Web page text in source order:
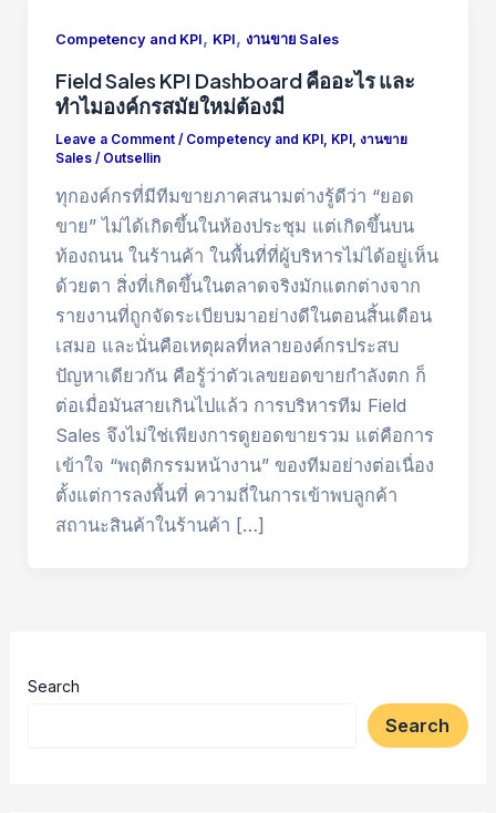
Competency and KPI, KPI, งานขาย Sales
Field Sales KPI Dashboard คืออะไร และ
ทำไมองค์กรสมัยใหม่ต้องมี
Leave a Comment / Competency and KPI , KPI , งานขาย
Sales/ Outsellin
ทุกองค์กรที่มีทีมขายภาคสนามต่างรู้ดีว่า “ยอด
ขาย” ไม่ได้เกิดขึ้นในห้องประชุม แต่เกิดขึ้นบน
ท้องถนน ในร้านค้า ในพื้นที่ที่ผู้บริหารไม่ได้อยู่เห็น
ด้วยตา สิ่งที่เกิดขึ้นในตลาดจริงมักแตกต่างจาก
รายงานที่ถูกจัดระเบียบมาอย่างดีในตอนสิ้นเดือน
เสมอ และนั่นคือเหตุผลที่หลายองค์กรประสบ
ปัญหาเดียวกัน คือรู้ว่าตัวเลขยอดขายกำลังตก ก็
ต่อเมื่อมันสายเกินไปแล้ว การบริหารทีม Field
Sales จึงไม่ใช่เพียงการดูยอดขายรวม แต่คือการ
เข้าใจ “พฤติกรรมหน้างาน” ของทีมอย่างต่อเนื่อง
ตั้งแต่การลงพื้นที่ ความถี่ในการเข้าพบลูกค้า
สถานะสินค้าในร้านค้า […]
Search
Search